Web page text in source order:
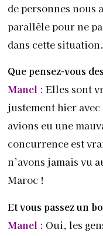
de personnes nous
parallèle pour ne
dans cette situation.
Que pensez-vous
Manel : Elles sont
justement hier
avions eu une
concurrence est
n’avons jamais vu
Maroc !
Et vous passez un
Manel : Oui, les